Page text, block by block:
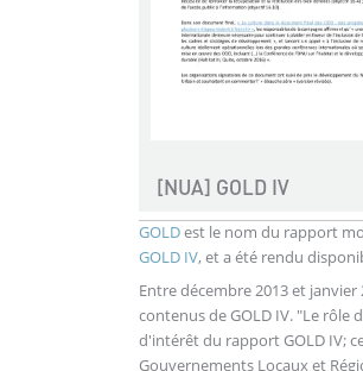
[NUA] GOLD IV
GOLDest le nom du rapport
GOLD IV, et a été rendu
Entre décembre 2013 et
contenus de GOLD IV. "Le
d'intérêt du rapport GOLD IV;
Gouvernements Locaux et